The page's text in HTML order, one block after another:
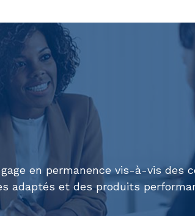
en permanence vis-à-vis
adaptés et des produits